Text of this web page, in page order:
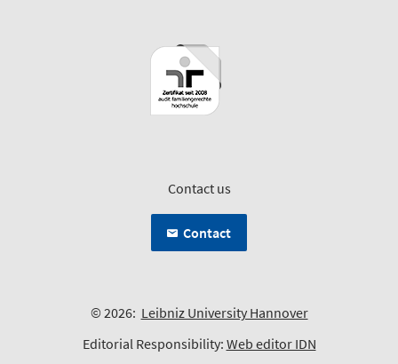
Contact us
Contact
© 2026: Leibniz University Hannover
Editorial Responsibility: Web editor IDN